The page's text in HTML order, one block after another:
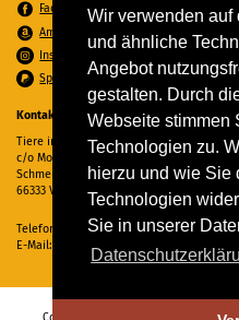
Wir verwenden
und ähnliche
Angebot
gestalten. Durch
Webseite stimmen
Technologien zu.
hierzu und wie Sie
Technologien
Sie in unserer
Facebook
Amazon Wunschzettel
Instagram
Spenden per PayPal
Kontakt
Tiere in Not Saar e.V.
c/o Monika Ewen
Schmelzer Straße 22
66333 Völklingen
Telefon:
06898 294862
E-Mail:
info@tiere-in-not-saar.de
Copyright © 2026 Tiere in Not Saar